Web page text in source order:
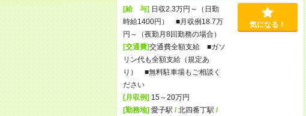
[給 与]日収2.3万円～（日勤
時給1400円） ■月収例18.7万
円～（夜勤月8回勤務の場合）
[交通費]交通費全額支給 ■ガソ
リン代も全額支給（規定あ
り） ■無料駐車場もご相談く
ださい
[月収例]15～20万円
[勤務地]愛子駅 /北四番丁駅 /
気になる！